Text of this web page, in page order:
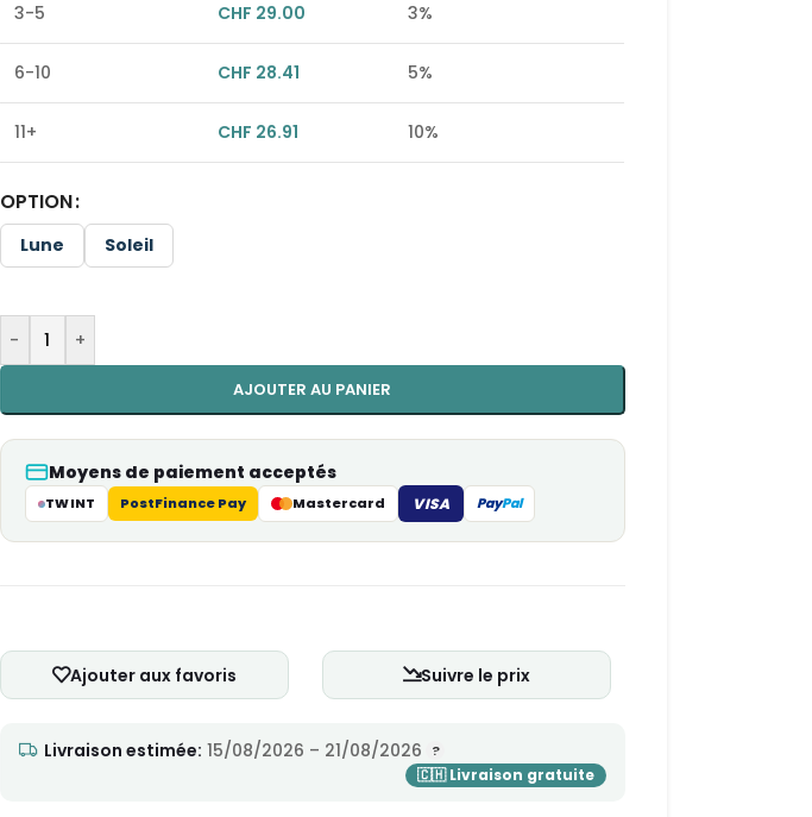
3-5 CHF 29.00 3%
6-10 CHF 28.41 5%
11+ CHF 26.91 10%
OPTION
Lune Soleil
- +
AJOUTER AU PANIER
Alternative:
Moyens de paiement acceptés
TWINT PostFinance Pay Mastercard VISA PayPal
Ajouter aux favoris Suivre le prix
Livraison estimée: 15/08/2026 – 21/08/2026